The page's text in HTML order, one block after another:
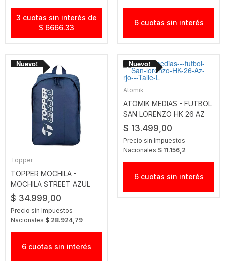
Mejor Descuento
3 cuotas sin interés de
$ 6666.33
6 cuotas sin interés
Topper
TOPPER MOCHILA -
MOCHILA STREET AZUL
CT
$ 34.999,00
Precio sin Impuestos
Nacionales $ 28.924,79
6 cuotas sin interés
Atomik
ATOMIK MEDIAS - FUTBOL
SAN LORENZO HK 26 AZ
RJO
$ 13.499,00
Precio sin Impuestos
Nacionales $ 11.156,2
6 cuotas sin interés